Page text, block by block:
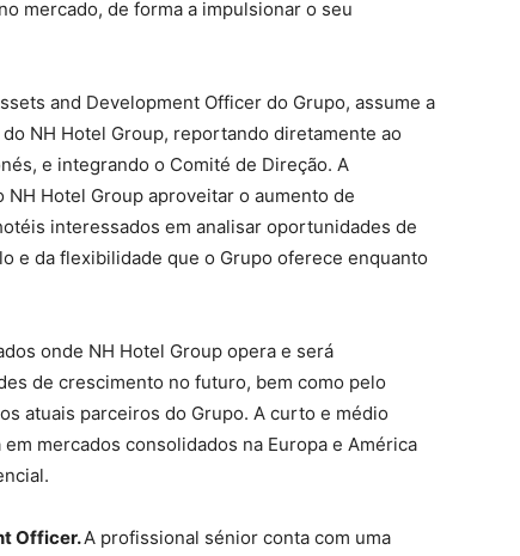
mercado, de forma a impulsionar o seu
and Development Officer do Grupo, assume a
NH Hotel Group, reportando diretamente ao
e integrando o Comité de Direção. A
Hotel Group aproveitar o aumento de
interessados em analisar oportunidades de
e da flexibilidade que o Grupo oferece enquanto
onde NH Hotel Group opera e será
de crescimento no futuro, bem como pelo
atuais parceiros do Grupo. A curto e médio
mercados consolidados na Europa e América
Officer.A profissional sénior conta com uma